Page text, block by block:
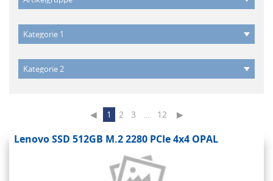
◀ 1 2 3 … 12 ▶
Lenovo SSD 512GB M.2 2280 PCIe 4x4 OPAL